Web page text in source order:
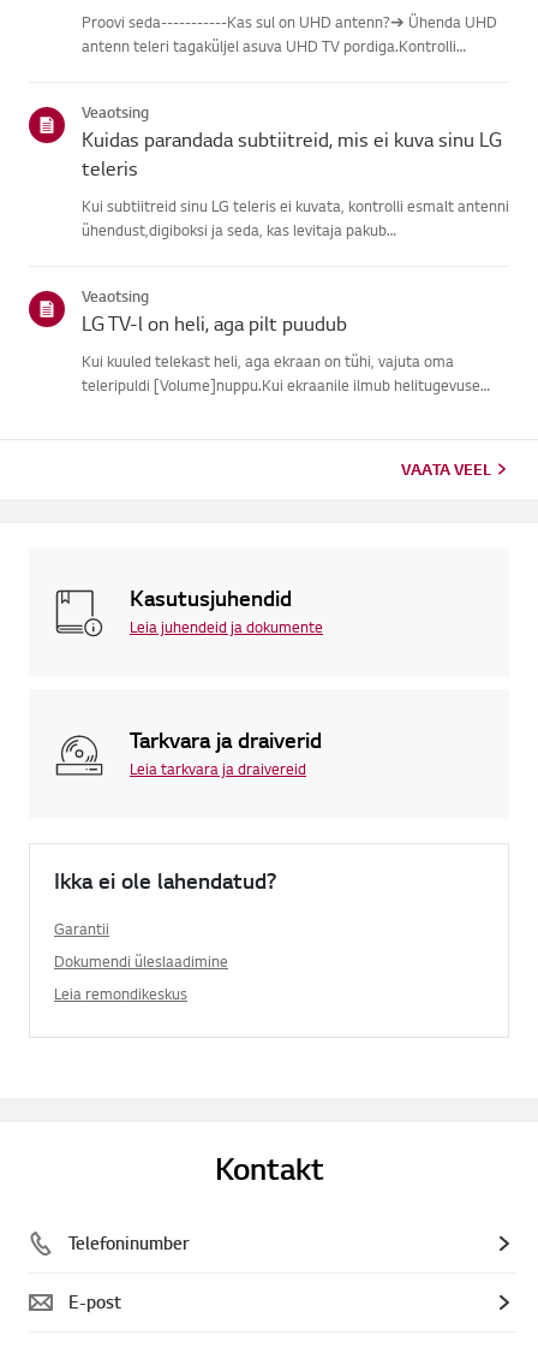
Proovi seda-----------Kas sul on UHD antenn?➔ Ühenda UHD
antenn teleri tagaküljel asuva UHD TV pordiga.Kontrolli
signaali, j...
Veaotsing
Kuidas parandada subtiitreid, mis ei kuva sinu LG
teleris
Kui subtiitreid sinu LG teleris ei kuvata, kontrolli esmalt antenni
ühendust,digiboksi ja seda, kas levitaja pakub
kasutad ...
Veaotsing
LG TV-l on heli, aga pilt puudub
Kui kuuled telekast heli, aga ekraan on tühi, vajuta oma
teleripuldi [Volume]nuppu.Kui ekraanile ilmub helitugevuse
VAATA VEEL
Kasutusjuhendid
Leia juhendeid ja dokumente
Tarkvara ja draiverid
Leia tarkvara ja draivereid
Ikka ei ole lahendatud?
Garantii
Dokumendi üleslaadimine
Leia remondikeskus
Kontakt
Telefoninumber
E-post